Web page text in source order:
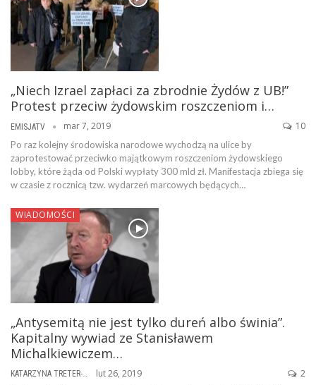
„Niech Izrael zapłaci za zbrodnie Żydów z UB!”
Protest przeciw żydowskim roszczeniom i…
EMISJATV mar 7, 2019 10
Po raz kolejny środowiska narodowe wychodzą na ulice by
zaprotestować przeciwko majątkowym roszczeniom żydowskiego
lobby, które żąda od Polski wypłaty 300 mld zł. Manifestacja zbiega się
w czasie z rocznicą tzw. wydarzeń marcowych będących…
WIADOMOŚCI
„Antysemitą nie jest tylko dureń albo świnia”.
Kapitalny wywiad ze Stanisławem
Michalkiewiczem…
KATARZYNA TRETER-SIERPIŃSKA lut 26, 2019 2